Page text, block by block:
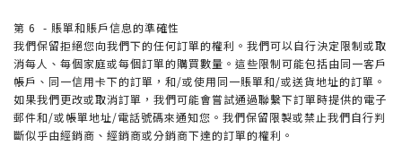
第 6 - 賬單和賬戶信息的準確性
我們保留拒絕您向我們下的任何訂單的權利。我們可以自行決定限制或取
消每人、每個家庭或每個訂單的購買數量。這些限制可能包括由同一客戶
帳戶、同一信用卡下的訂單，和/或使用同一賬單和/或送貨地址的訂單。
如果我們更改或取消訂單，我們可能會嘗試通過聯繫下訂單時提供的電子
郵件和/或帳單地址/電話號碼來通知您。我們保留限製或禁止我們自行判
斷似乎由經銷商、經銷商或分銷商下達的訂單的權利。